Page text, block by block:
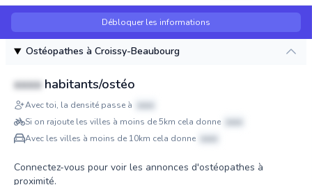
Débloquer les informations
Ostéopathes à Croissy-Beaubourg
xxxx habitants/ostéo
Avec toi, la densité passe à
xxxx
Si on rajoute les villes à moins de 5km cela donne
xxxx
Avec les villes à moins de 10km cela donne
xxxx
Connectez-vous pour voir les annonces d'ostéopathes à
proximité.